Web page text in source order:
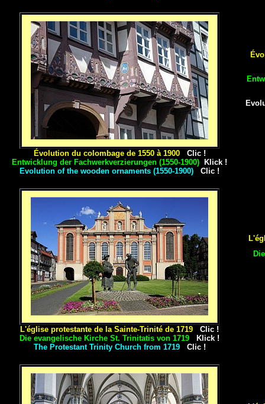
Évolution du colombagede 1550 à 1900 Clic !
Entwicklung der Fachwerkverzierungen (1550-1900)
Klick !
Evolution of the wooden ornaments (1550-1900)
Clic !
L'église protestante de la Sainte-Trinité de 1719 Clic !
Die evangelische Kirche St. Trinitatis von 1719
Klick !
The Protestant Trinity Church from 1719
Clic !